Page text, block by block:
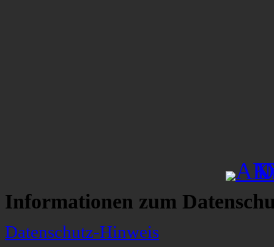
Informationen zum
Datenschutz-Hinweis